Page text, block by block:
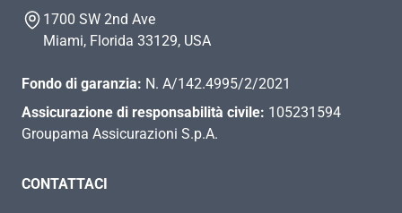
1700 SW 2nd Ave
Miami, Florida 33129, USA
Fondo di garanzia: N. A/142.4995/2/2021
Assicurazione di responsabilità civile: 105231594
Groupama Assicurazioni S.p.A.
CONTATTACI